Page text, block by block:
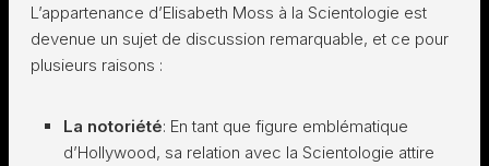
L’appartenance d’Elisabeth Moss à la Scientologie est
devenue un sujet de discussion remarquable, et ce pour
plusieurs raisons :
La notoriété: En tant que figure emblématique
d’Hollywood, sa relation avec la Scientologie attire